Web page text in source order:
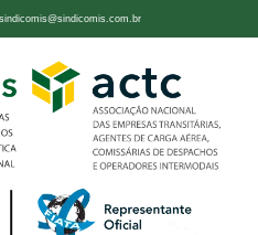
sindicomis@sindicomis.com.br